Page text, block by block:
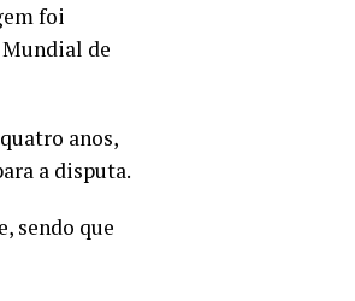
foi
Mundial de
anos,
a disputa.
sendo que